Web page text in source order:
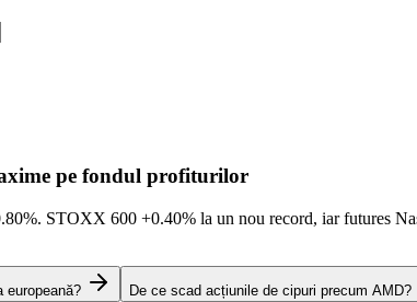
pe fondul profiturilor
. STOXX 600 +0.40% la un nou record, iar futures
europeană? De ce scad acțiunile de cipuri precum AMD?